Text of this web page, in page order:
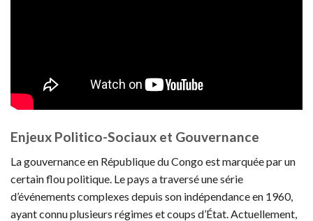
Enjeux Politico-Sociaux et Gouvernance
La gouvernance en République du Congo est marquée par un
certain flou politique. Le pays a traversé une série
d’événements complexes depuis son indépendance en 1960,
ayant connu plusieurs régimes et coups d’État. Actuellement,